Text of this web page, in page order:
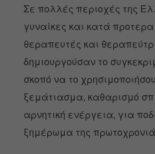
Σε πολλές περιοχές της
γυναίκες και κατά
θεραπευτές και
δημιουργούσαν το
σκοπό να το
ξεμάτιασμα, καθαρισμό
αρνητική ενέργεια, για
ξημέρωμα της